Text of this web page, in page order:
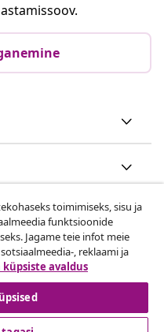
toimimiseks, sisu ja
funktsioonide
Jagame teie infot meie
, reklaami ja
küpsiste avaldus